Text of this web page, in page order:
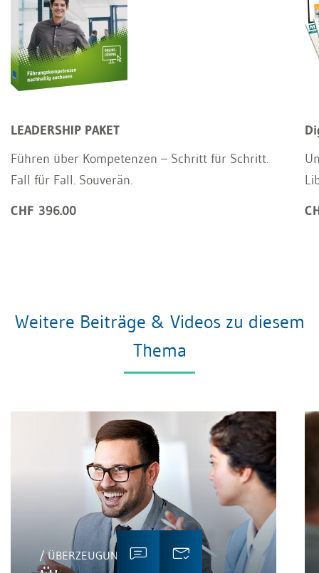
LEADERSHIP PAKET
Führen über Kompetenzen – Schritt für Schritt.
Fall für Fall. Souverän.
CHF 396.00
Weitere Beiträge & Videos zu diesem
Thema
/ ÜBERZEUGUNGSKRAFT